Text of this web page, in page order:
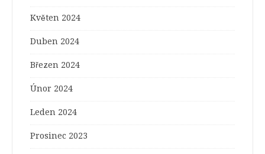
Květen 2024
Duben 2024
Březen 2024
Únor 2024
Leden 2024
Prosinec 2023